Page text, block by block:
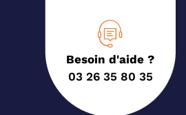
Besoin d'aide ?
03 26 35 80 35